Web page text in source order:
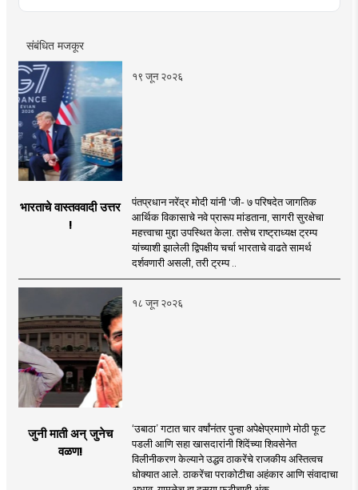
संबंधित मजकूर
१९ जून २०२६
भारताचे वास्तववादी उत्तर
!
पंतप्रधान नरेंद्र मोदी यांनी 'जी- ७ परिषदेत जागतिक
आर्थिक विकासाचे नवे प्रारूप मांडताना, सागरी सुरक्षेचा
महत्त्वाचा मुद्दा उपस्थित केला. तसेच राष्ट्राध्यक्ष ट्रम्प
यांच्याशी झालेली द्विपक्षीय चर्चा भारताचे वाढते सामर्थ
दर्शवणारी असली, तरी ट्रम्प ..
१८ जून २०२६
जुनी माती अन् जुनेच
वळण!
‘उबाठा’ गटात चार वर्षांनंतर पुन्हा अपेक्षेप्रमााणे मोठी फूट
पडली आणि सहा खासदारांनी शिंदेंच्या शिवसेनेत
विलीनीकरण केल्याने उद्धव ठाकरेंचे राजकीय अस्तित्वच
धोक्यात आले. ठाकरेंचा पराकोटीचा अहंकार आणि संवादाचा